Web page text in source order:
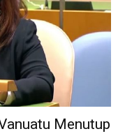
Menutup